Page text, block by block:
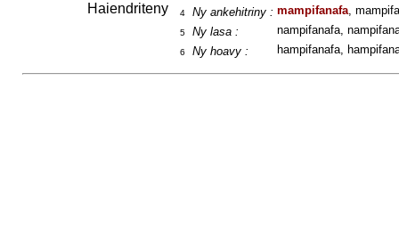
Haiendriteny 4 Ny ankehitriny : mampifanafa,
5 Ny lasa : nampifanafa,
6 Ny hoavy : hampifanafa,